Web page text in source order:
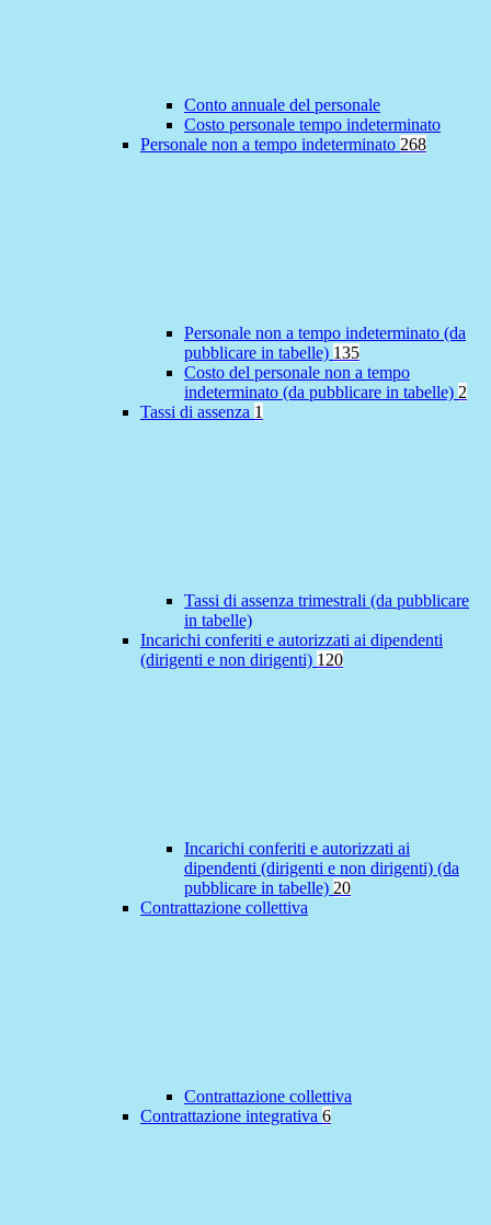
Conto annuale del personale
Costo personale tempo indeterminato
Personale non a tempo indeterminato 268
Personale non a tempo indeterminato (da
pubblicare in tabelle) 135
Costo del personale non a tempo
indeterminato (da pubblicare in tabelle) 2
Tassi di assenza 1
Tassi di assenza trimestrali (da pubblicare
in tabelle)
Incarichi conferiti e autorizzati ai dipendenti
(dirigenti e non dirigenti) 120
Incarichi conferiti e autorizzati ai
dipendenti (dirigenti e non dirigenti) (da
pubblicare in tabelle) 20
Contrattazione collettiva
Contrattazione collettiva
Contrattazione integrativa 6